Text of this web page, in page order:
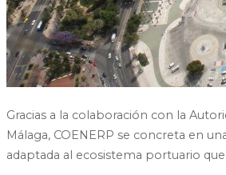
Gracias a la colaboración con la
Málaga, COENERP se concreta en
adaptada al ecosistema portuario